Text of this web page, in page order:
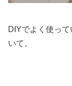
DIYでよく使っ
いて。